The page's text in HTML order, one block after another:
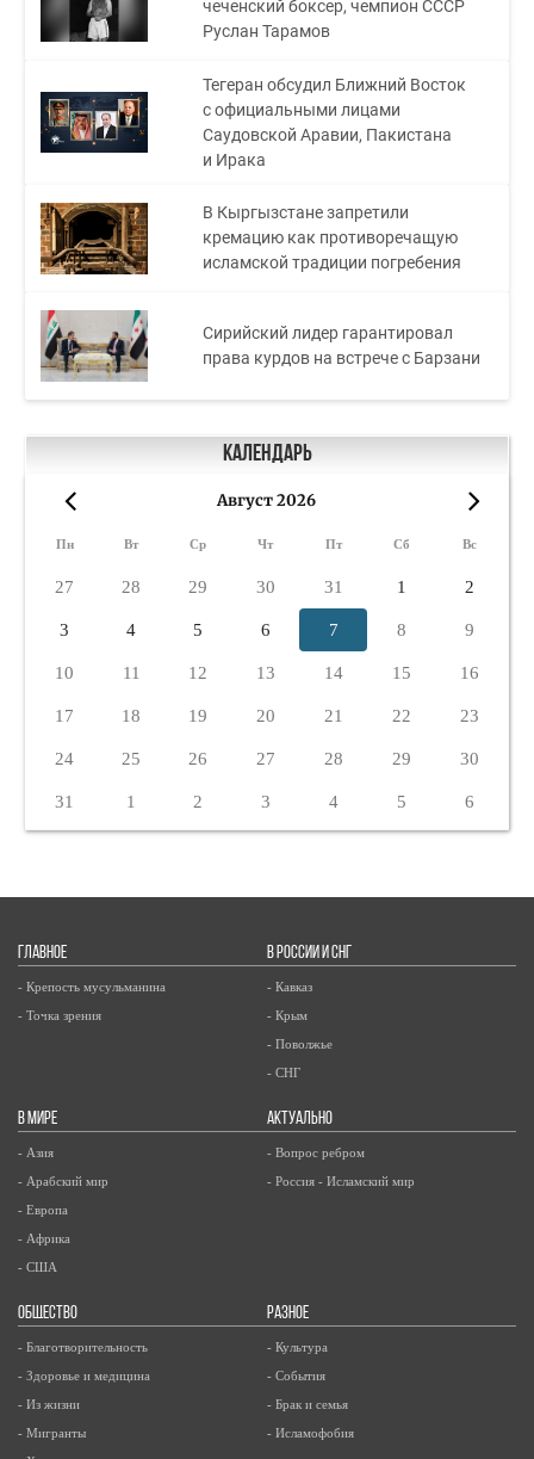
чеченский боксер, чемпион СССР
Руслан Тарамов
Тегеран обсудил Ближний Восток
с официальными лицами
Саудовской Аравии, Пакистана
и Ирака
В Кыргызстане запретили
кремацию как противоречащую
исламской традиции погребения
Сирийский лидер гарантировал
права курдов на встрече с Барзани
Календарь
Август 2026
Пн Вт Ср Чт Пт Сб Вс
27 28 29 30 31 1 2
3 4 5 6 7 8 9
10 11 12 13 14 15 16
17 18 19 20 21 22 23
24 25 26 27 28 29 30
31 1 2 3 4 5 6
ГЛАВНОЕ
- Крепость мусульманина
- Точка зрения
В РОССИИ И СНГ
- Кавказ
- Крым
- Поволжье
- СНГ
В МИРЕ
- Азия
- Арабский мир
- Европа
- Африка
- США
АКТУАЛЬНО
- Вопрос ребром
- Россия - Исламский мир
ОБЩЕСТВО
- Благотворительность
- Здоровье и медицина
- Из жизни
- Мигранты
РАЗНОЕ
- Культура
- События
- Брак и семья
- Исламофобия